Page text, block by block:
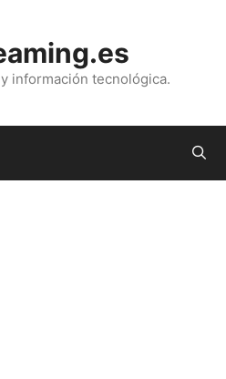
información tecnológica.